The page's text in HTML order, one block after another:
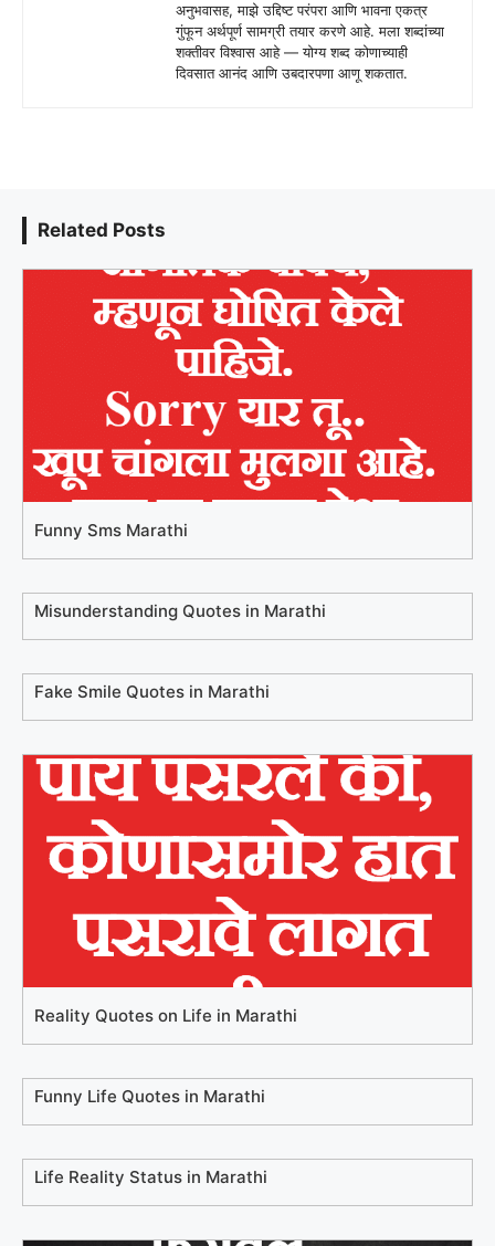
अनुभवासह, माझे उद्दिष्ट परंपरा आणि भावना एकत्र
गुंफून अर्थपूर्ण सामग्री तयार करणे आहे. मला शब्दांच्या
शक्तीवर विश्वास आहे — योग्य शब्द कोणाच्याही
दिवसात आनंद आणि उबदारपणा आणू शकतात.
Related Posts
Funny Sms Marathi
Misunderstanding Quotes in Marathi
Fake Smile Quotes in Marathi
Reality Quotes on Life in Marathi
Funny Life Quotes in Marathi
Life Reality Status in Marathi